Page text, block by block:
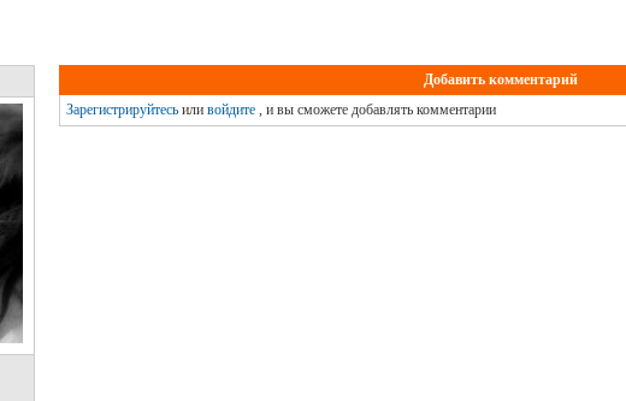
Добавить комментарий
Зарегистрируйтесьили войдите, и вы сможете добавлять комментарии